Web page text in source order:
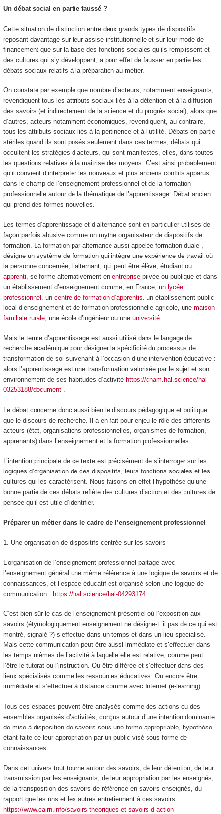
Un débat social en partie faussé ?
Cette situation de distinction entre deux grands types de dispositifs
reposant davantage sur leur assise institutionnelle et sur leur mode de
financement que sur la base des fonctions sociales qu’ils remplissent et
des cultures qui s’y développent, a pour effet de fausser en partie les
débats sociaux relatifs à la préparation au métier.
On constate par exemple que nombre d’acteurs, notamment enseignants,
revendiquent tous les attributs sociaux liés à la détention et à la diffusion
des savoirs (et indirectement de la science et du progrès social), alors que
d’autres, acteurs notamment économiques, revendiquent, au contraire,
tous les attributs sociaux liés à la pertinence et à l’utilité. Débats en partie
stériles quand ils sont posés seulement dans ces termes, débats qui
occultent les stratégies d’acteurs, qui sont manifestes, elles, dans toutes
les questions relatives à la maitrise des moyens. C’est ainsi probablement
qu’il convient d’interpréter les nouveaux et plus anciens conflits apparus
dans le champ de l’enseignement professionnel et de la formation
professionnelle autour de la thématique de l’apprentissage. Débat ancien
qui prend des formes nouvelles.
Les termes d’apprentissage et d’alternancesont en particulier utilisés de
façon parfois abusive comme un mythe organisateur de dispositifs de
formation. La formation par alternance aussi appelée formation duale ,
désigne un système de formation qui intègre une expérience de travail où
la personne concernée, l’alternant, qui peut être élève, étudiant ou
apprenti , se forme alternativement en entrepriseprivée ou publique et dans
un établissement d’enseignement comme, en France, un lycée
professionnel , un centre de formation d’apprentis , un établissement public
local d’enseignement et de formation professionnelle agricole, une maison
familiale rurale, une école d’ingénieur ou une université.
Mais le terme d’apprentissage est aussi utilisé dans le langage de
recherche académique pour désigner la spécificité du processus de
transformation de soi survenant à l’occasion d’une intervention éducative :
alors l’apprentissage est une transformation valorisée par le sujet et son
environnement de ses habitudes d’activité https://cnam.hal.science/hal-
03253188/document.
Le débat concerne donc aussi bien le discours pédagogique et politique
que le discours de recherche. Il a en fait pour enjeu le rôle des différents
acteurs (état, organisations professionnelles, organismes de formation,
apprenants) dans l’enseignement et la formation professionnelles.
L’intention principale de ce texte est précisément de s’interroger sur les
logiques d’organisation de ces dispositifs, leurs fonctions sociales et les
cultures qui les caractérisent. Nous faisons en effet l’hypothèse qu’une
bonne partie de ces débats reflète des cultures d’action et des cultures de
pensée qu’il est utile d’identifier.
Préparer un métier dans le cadre de l’enseignement professionnel
1. Une organisation de dispositifs centrée sur les savoirs
L’organisation de l’enseignement professionnel partage avec
l’enseignement général une même référence à une logique de savoirs et de
connaissances , et l’espace éducatif est organisé selon une logique de
communication : https://hal.science/hal-04293174
C’est bien sûr le cas de l’enseignement présentiel où l’exposition aux
savoirs (étymologiquement enseignement ne désigne-t ’il pas de ce qui est
montré, signalé ?)s’effectue dans un temps et dans un lieu spécialisé.
Mais cette communication peut être aussi immédiate et s’effectuer dans
les temps mêmes de l’activité à laquelle elle est relative, comme peut
l’être le tutorat ou l’instruction. Ou être différée et s’effectuer dans des
lieux spécialisés comme les ressources éducatives. Ou encore être
immédiate et s’effectuer à distance comme avec Internet (e-learning).
Tous ces espaces peuvent être analysés comme des actions ou des
ensembles organisés d’activités, conçus autour d’une intention dominante
de mise à disposition de savoirs sous une forme appropriable, hypothèse
étant faite de leur appropriation par un public visé sous forme de
connaissances.
Dans cet univers tout tourne autour des savoirs, de leur détention, de leur
transmission par les enseignants, de leur appropriation par les enseignés,
de la transposition des savoirs de référence en savoirs enseignés, du
rapport que les uns et les autres entretiennent à ces savoirs
https://www.cairn.info/savoirs-theoriques-et-savoirs-d-action—